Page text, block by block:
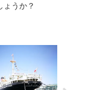
ょうか？